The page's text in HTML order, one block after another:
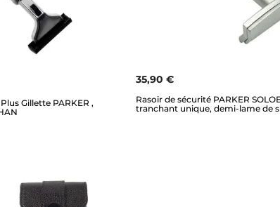
Gillette PARKER ,
35,90 €
Rasoir de sécurité PARKER
tranchant unique, demi-lame de